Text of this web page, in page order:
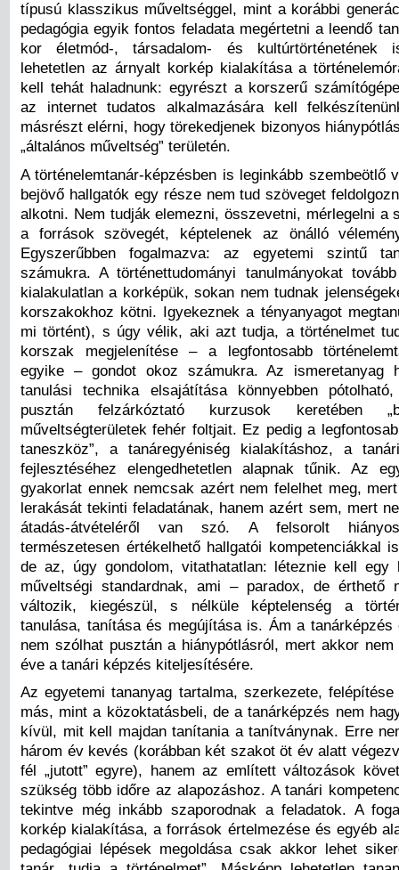
típusú klasszikus műveltséggel, mint a korábbi
pedagógia egyik fontos feladata megértetni a leendő
kor életmód-, társadalom- és kultúrtörténetének
lehetetlen az árnyalt korkép kialakítása a
kell tehát haladnunk: egyrészt a korszerű
az internet tudatos alkalmazására kell
másrészt elérni, hogy törekedjenek bizonyos
„általános műveltség” területén.
A történelemtanár-képzésben is leginkább szembeötlő
bejövő hallgatók egy része nem tud szöveget
alkotni. Nem tudják elemezni, összevetni, mérlegelni a
a források szövegét, képtelenek az önálló
Egyszerűbben fogalmazva: az egyetemi szintű
számukra. A történettudományi tanulmányokat
kialakulatlan a korképük, sokan nem tudnak
korszakokhoz kötni. Igyekeznek a tényanyagot
mi történt), s úgy vélik, aki azt tudja, a történelmet
korszak megjelenítése – a legfontosabb
egyike – gondot okoz számukra. Az ismeretanyag
tanulási technika elsajátítása könnyebben
pusztán felzárkóztató kurzusok keretében
műveltségterületek fehér foltjait. Ez pedig a
taneszköz”, a tanáregyéniség kialakításhoz, a
fejlesztéséhez elengedhetetlen alapnak tűnik. Az
gyakorlat ennek nemcsak azért nem felelhet meg,
lerakását tekinti feladatának, hanem azért sem, mert
átadás-átvételéről van szó. A felsorolt
természetesen értékelhető hallgatói kompetenciákkal
de az, úgy gondolom, vitathatatlan: léteznie kell egy
műveltségi standardnak, ami – paradox, de érthető
változik, kiegészül, s nélküle képtelenség a
tanulása, tanítása és megújítása is. Ám a tanárképzés
nem szólhat pusztán a hiánypótlásról, mert akkor
éve a tanári képzés kiteljesítésére.
Az egyetemi tananyag tartalma, szerkezete, felépítése
más, mint a közoktatásbeli, de a tanárképzés nem
kívül, mit kell majdan tanítania a tanítványnak. Erre
három év kevés (korábban két szakot öt év alatt
fél „jutott” egyre), hanem az említett változások
szükség több időre az alapozáshoz. A tanári
tekintve még inkább szaporodnak a feladatok. A
korkép kialakítása, a források értelmezése és egyéb
pedagógiai lépések megoldása csak akkor lehet